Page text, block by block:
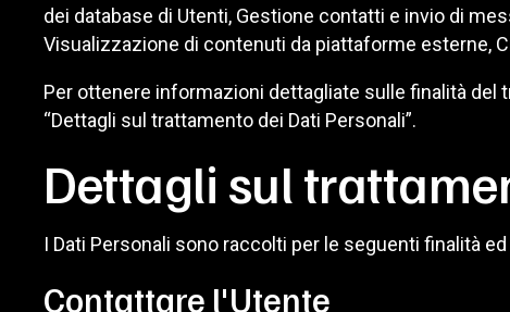
dei database di Utenti, Gestione contatti e invio di
Visualizzazione di contenuti da piattaforme esterne,
Per ottenere informazioni dettagliate sulle finalità del
“Dettagli sul trattamento dei Dati Personali”.
Dettagli sul
I Dati Personali sono raccolti per le seguenti finalità
Contattare l'Utente